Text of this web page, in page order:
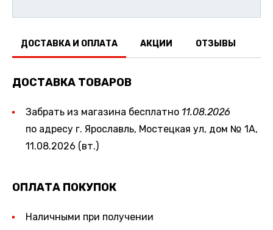
ДОСТАВКА И ОПЛАТА АКЦИИ ОТЗЫВЫ
ДОСТАВКА ТОВАРОВ
Забрать из магазина бесплатно 11.08.2026
по адресу г. Ярославль, Мостецкая ул, дом № 1А,
11.08.2026 (вт.)
ОПЛАТА ПОКУПОК
Наличными при получении